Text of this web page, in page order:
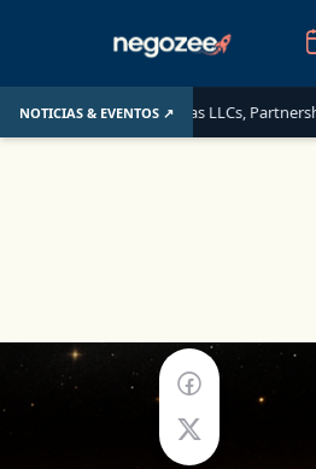
NOTICIAS & EVENTOS ↗
saber las LLCs, Partnerships y Tax